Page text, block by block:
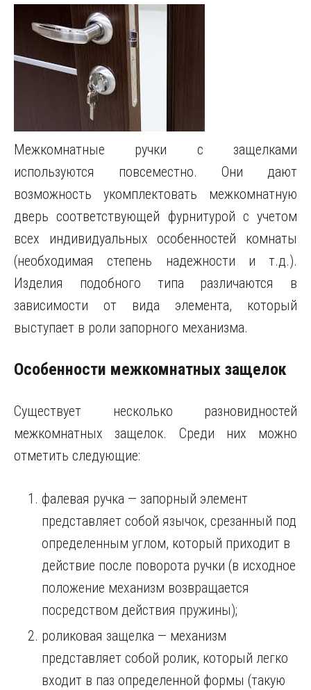
Межкомнатные ручки с защелками
используются повсеместно. Они дают
возможность укомплектовать межкомнатную
дверь соответствующей фурнитурой с учетом
всех индивидуальных особенностей комнаты
(необходимая степень надежности и т.д.).
Изделия подобного типа различаются в
зависимости от вида элемента, который
выступает в роли запорного механизма.
Особенности межкомнатных защелок
Существует несколько разновидностей
межкомнатных защелок. Среди них можно
отметить следующие:
фалевая ручка — запорный элемент
представляет собой язычок, срезанный под
определенным углом, который приходит в
действие после поворота ручки (в исходное
положение механизм возвращается
посредством действия пружины);
роликовая защелка — механизм
представляет собой ролик, который легко
входит в паз определенной формы (такую